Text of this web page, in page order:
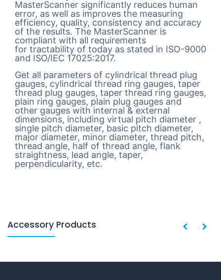
MasterScanner significantly reduces human
error, as well as improves the measuring
efficiency, quality, consistency and accuracy
of the results. The MasterScanner is
compliant with all requirements
for tractability of today as stated in ISO-9000
and ISO/IEC 17025:2017.
Get all parameters of cylindrical thread plug
gauges, cylindrical thread ring gauges, taper
thread plug gauges, taper thread ring gauges,
plain ring gauges, plain plug gauges and
other gauges with internal & external
dimensions, including virtual pitch diameter ,
single pitch diameter, basic pitch diameter,
major diameter, minor diameter, thread pitch,
thread angle, half of thread angle, flank
straightness, lead angle, taper,
perpendicularity, etc.
Accessory Products